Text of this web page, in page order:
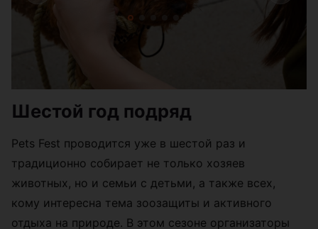
Шестой год подряд
Pets Fest проводится уже в шестой раз и
традиционно собирает не только хозяев
животных, но и семьи с детьми, а также всех,
кому интересна тема зоозащиты и активного
отдыха на природе. В этом сезоне организаторы